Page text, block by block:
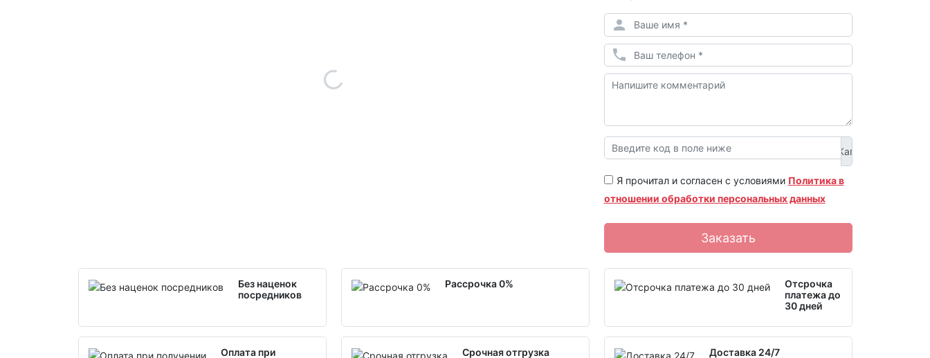
Я прочитал и согласен с условиями Политика в
отношении обработки персональных данных
Заказать
Без наценок
посредников
Рассрочка 0%
Отсрочка
платежа до
30 дней
Оплата при
Срочная отгрузка Доставка 24/7